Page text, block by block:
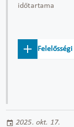
időtartama
2025. okt. 17.